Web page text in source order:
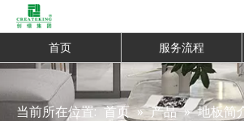
首页 服务流程
当前所在位置: 首页 » 产品 » 地板简